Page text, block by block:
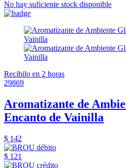
No hay suficiente stock disponible
Recibilo en 2 horas
29869
Aromatizante de
Encanto de Vainilla
$ 142
$ 121